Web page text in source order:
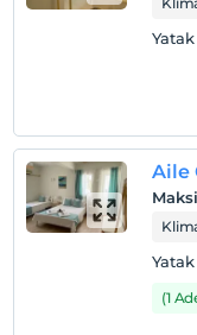
Çocuklar
2 yaşına kadar
Her bir oda için 8
Aile
(1